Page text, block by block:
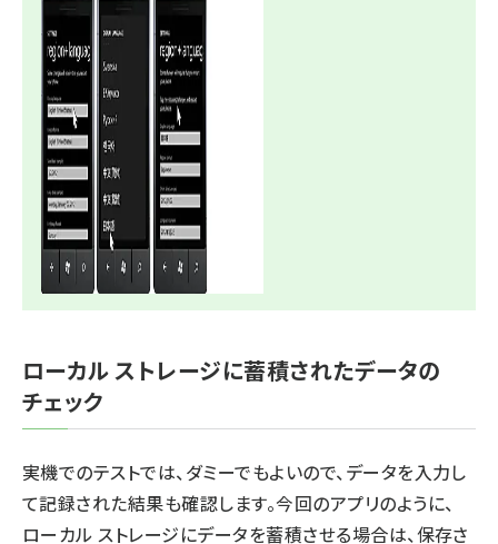
ローカル ストレージに蓄積されたデータの
チェック
実機でのテストでは、ダミーでもよいので、データを入力し
て記録された結果も確認します。今回のアプリのように、
ローカル ストレージにデータを蓄積させる場合は、保存さ